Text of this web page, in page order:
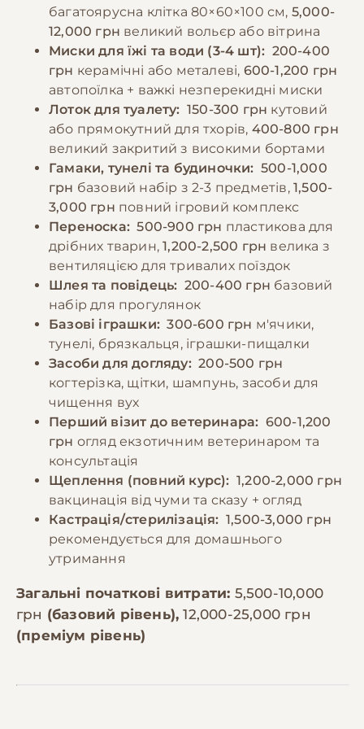
🎁 −10% на зоотовари
За промокодом E-PET
продуктів, що містять зерно, овочі та фрукти,
оскільки тхори не можуть їх належним
чином перетравлювати. Також категорично
заборонено давати солодощі, молочні
продукти та їжу зі столу людини.
🎁 −10% на зоотовари
За промокодом E-PET
багатоярусна клітка 80×60×100 см, 5,000-
12,000 грн великий вольєр або вітрина
Миски для їжі та води (3-4 шт): 200-400
грн керамічні або металеві, 600-1,200 грн
автопоїлка + важкі незперекидні миски
Лоток для туалету: 150-300 грн кутовий
або прямокутний для тхорів, 400-800 грн
великий закритий з високими бортами
Гамаки, тунелі та будиночки: 500-1,000
грн базовий набір з 2-3 предметів,1,500-
3,000 грн повний ігровий комплекс
Переноска: 500-900 грн пластикова для
дрібних тварин,1,200-2,500 грн велика з
вентиляцією для тривалих поїздок
Шлея та повідець: 200-400 грн базовий
набір для прогулянок
Базові іграшки: 300-600 грн м'ячики,
тунелі, брязкальця, іграшки-пищалки
Засоби для догляду: 200-500 грн
когтерізка, щітки, шампунь, засоби для
чищення вух
Перший візит до ветеринара: 600-1,200
грн огляд екзотичним ветеринаром та
консультація
Щеплення (повний курс): 1,200-2,000 грн
вакцинація від чуми та сказу + огляд
Кастрація/стерилізація: 1,500-3,000 грн
рекомендується для домашнього
утримання
Загальні початкові витрати: 5,500-10,000
грн (базовий рівень),12,000-25,000 грн
(преміум рівень)